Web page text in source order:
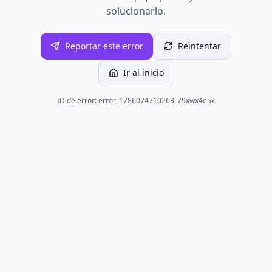
solucionarlo.
Reportar este error Reintentar
Ir al inicio
ID de error: error_1786074710263_79xwx4e5x